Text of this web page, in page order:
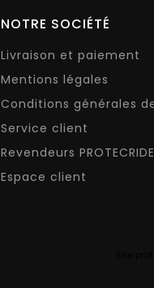
NOTRE SOCIÉTÉ
Livraison et paiement
Mentions légales
Conditions générales
Service client
Revendeurs
Espace client